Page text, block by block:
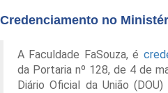
Credenciamento no
A Faculdade FaSouza, é
da Portaria nº 128, de 4 de
Diário Oficial da União